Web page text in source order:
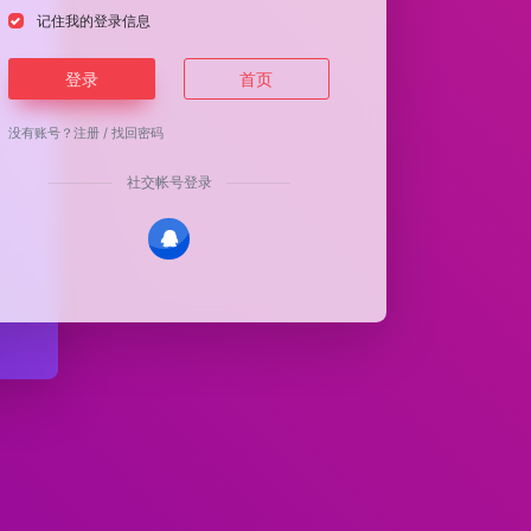
记住我的登录信息
登录 首页
没有账号？注册 /找回密码
社交帐号登录